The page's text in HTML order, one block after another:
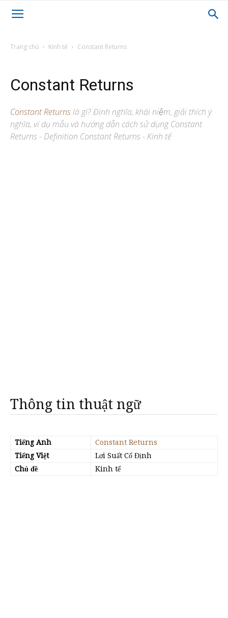
Trang chủ Kinh tế Constant Returns
Constant Returns
Constant Returnslà gì? Định nghĩa, khái niệm, giải thích ý
nghĩa, ví dụ mẫu và hướng dẫn cách sử dụng Constant
Returns - Definition Constant Returns - Kinh tế
Thông tin thuật ngữ
Tiếng Anh
Constant Returns
Tiếng Việt
Lợi Suất Cố Định
Chủ đề
Kinh tế